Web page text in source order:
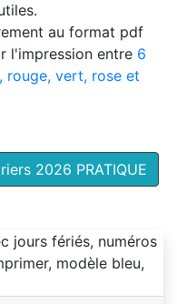
au format pdf
l'impression entre 6
rouge, vert, rose et
2026 PRATIQUE